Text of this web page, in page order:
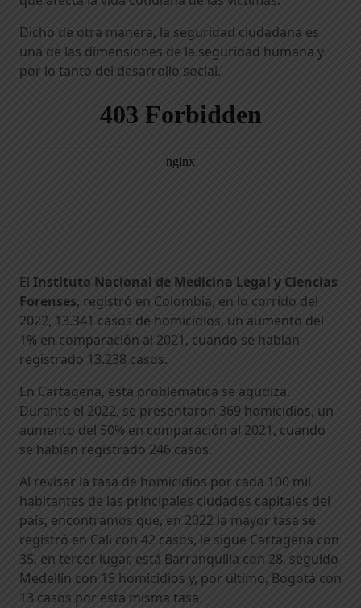
Dicho de otra manera, la seguridad ciudadana es
una de las dimensiones de la seguridad humana y
por lo tanto del desarrollo social.
El Instituto Nacional de Medicina Legal y Ciencias
Forenses, registró en Colombia, en lo corrido del
2022, 13.341 casos de homicidios, un aumento del
1% en comparación al 2021, cuando se habían
registrado 13.238 casos.
En Cartagena, esta problemática se agudiza.
Durante el 2022, se presentaron 369 homicidios, un
aumento del 50% en comparación al 2021, cuando
se habían registrado 246 casos.
Al revisar la tasa de homicidios por cada 100 mil
habitantes de las principales ciudades capitales del
país, encontramos que, en 2022 la mayor tasa se
registró en Cali con 42 casos, le sigue Cartagena con
35, en tercer lugar, está Barranquilla con 28, seguido
Medellín con 15 homicidios y, por último, Bogotá con
13 casos por esta misma tasa.